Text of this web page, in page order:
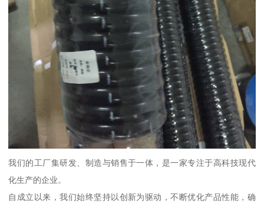
我们的工厂集研发、制造与销售于一体，是一家专注于高科技现代
化生产的企业。
自成立以来，我们始终坚持以创新为驱动，不断优化产品性能，确